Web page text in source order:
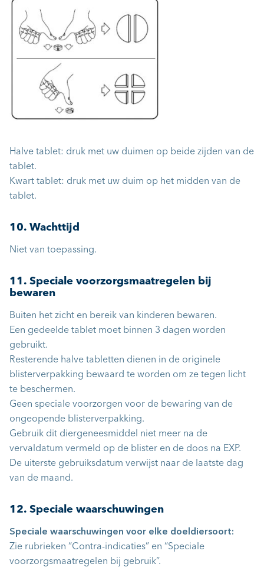
Halve tablet: druk met uw duimen op beide zijden van de
tablet.
Kwart tablet: druk met uw duim op het midden van de
tablet.
10. Wachttijd
Niet van toepassing.
11. Speciale voorzorgsmaatregelen bij
bewaren
Buiten het zicht en bereik van kinderen bewaren.
Een gedeelde tablet moet binnen 3 dagen worden
gebruikt.
Resterende halve tabletten dienen in de originele
blisterverpakking bewaard te worden om ze tegen licht
te beschermen.
Geen speciale voorzorgen voor de bewaring van de
ongeopende blisterverpakking.
Gebruik dit diergeneesmiddel niet meer na de
vervaldatum vermeld op de blister en de doos na EXP.
De uiterste gebruiksdatum verwijst naar de laatste dag
van de maand.
12. Speciale waarschuwingen
Speciale waarschuwingen voor elke doeldiersoort:
Zie rubrieken “Contra-indicaties” en “Speciale
voorzorgsmaatregelen bij gebruik”.